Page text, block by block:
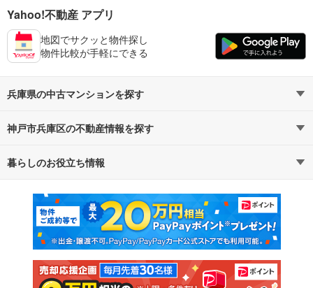
Yahoo!不動産 アプリ
地図でサクッと物件探し
物件比較が手軽にできる
兵庫県の中古マンションを探す
路線・駅から探す
通勤・通学時間から探す
神戸市兵庫区の不動産情報を探す
不動産・住宅
新築マンション 中古マンション
新築一戸建て 中古一戸建て
注文住宅 土地
暮らしのお役立ち情報
マンションカタログ 教えて！住まいの先生